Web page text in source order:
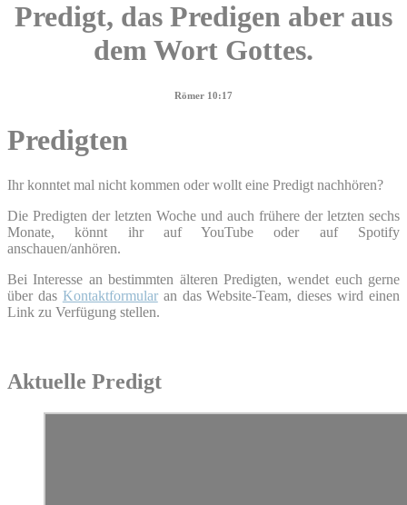
Predigt, das Predigen aber aus
dem Wort Gottes.
Römer 10:17
Predigten
Ihr konntet mal nicht kommen oder wollt eine Predigt nachhören?
Die Predigten der letzten Woche und auch frühere der letzten sechs
Monate, könnt ihr auf YouTube oder auf Spotify
anschauen/anhören.
Bei Interesse an bestimmten älteren Predigten, wendet euch gerne
über das Kontaktformularan das Website-Team, dieses wird einen
Link zu Verfügung stellen.
Aktuelle Predigt